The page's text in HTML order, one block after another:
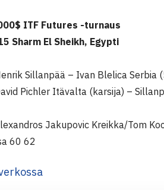
ITF Futures -turnaus
Sharm El Sheikh, Egypti
Sillanpää – Ivan Blelica Serbia
Pichler Itävalta (karsija) –
Jakupovic Kreikka/Tom
60 62